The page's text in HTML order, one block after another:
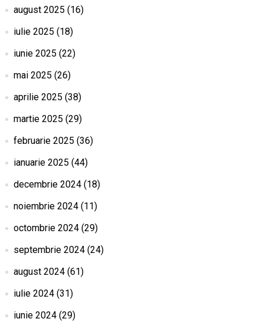
august 2025 (16)
iulie 2025 (18)
iunie 2025 (22)
mai 2025 (26)
aprilie 2025 (38)
martie 2025 (29)
februarie 2025 (36)
ianuarie 2025 (44)
decembrie 2024(18)
noiembrie 2024(11)
octombrie 2024(29)
septembrie 2024(24)
august 2024(61)
iulie 2024(31)
iunie 2024(29)